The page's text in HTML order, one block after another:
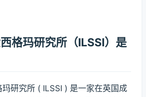
格玛研究所（ILSSI）是
玛研究所 ( ILSSI ) 是一家在英国成